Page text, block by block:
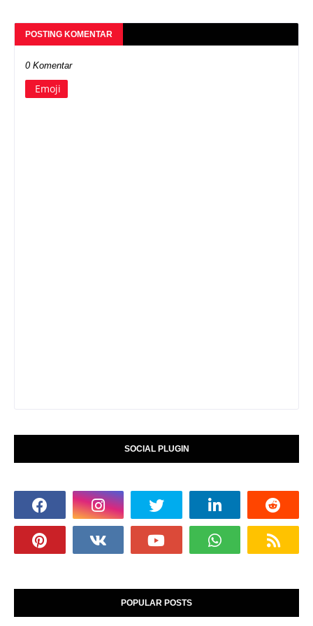
POSTING KOMENTAR
0 Komentar
Emoji
SOCIAL PLUGIN
POPULAR POSTS